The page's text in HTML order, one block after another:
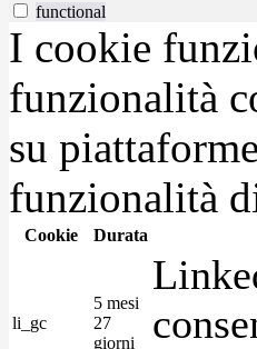
functional
I cookie
funzionalità
su
funzionalità
Cookie Durata
li_gc
5 mesi
27
giorni